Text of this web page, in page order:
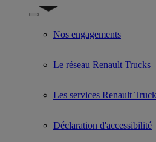
Show submenu for Used Trucks
Nos engagements
Le réseau Renault Trucks
Les services Renault
Déclaration d'accessibilité